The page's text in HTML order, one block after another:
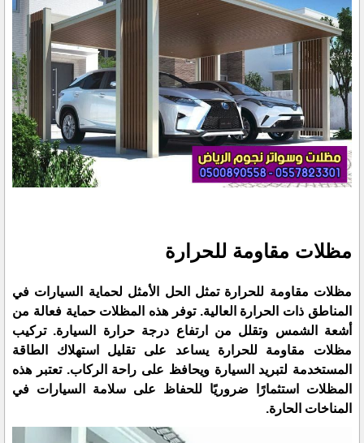
مظلات مقاومة للحرارة
مظلات مقاومة للحرارة تمثل الحل الأمثل لحماية السيارات في
المناطق ذات الحرارة العالية. توفر هذه المظلات حماية فعالة من
أشعة الشمس وتقلل من ارتفاع درجة حرارة السيارة. تركيب
مظلات مقاومة للحرارة يساعد على تقليل استهلاك الطاقة
المستخدمة لتبريد السيارة ويحافظ على راحة الركاب. تعتبر هذه
المظلات استثمارًا ضروريًا للحفاظ على سلامة السيارات في
المناخات الحارة.